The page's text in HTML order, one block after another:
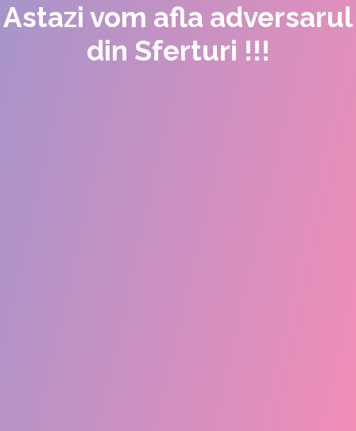
Astazi vom afla adversarul
din Sferturi !!!